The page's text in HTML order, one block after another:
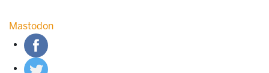
Mastodon